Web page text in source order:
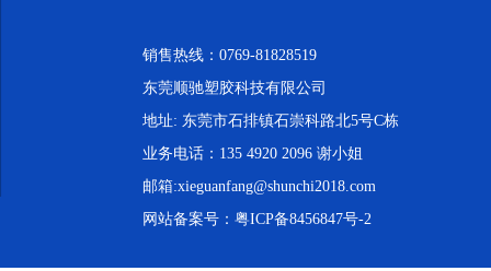
销售热线：0769-81828519
东莞顺驰塑胶科技有限公司
地址: 东莞市石排镇石崇科路北5号C栋
业务电话：135 4920 2096 谢小姐
邮箱:xieguanfang@shunchi2018.com
网站备案号： 粤ICP备8456847号-2